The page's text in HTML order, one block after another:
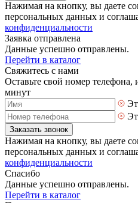
Нажимая на кнопку, вы даете
персональных данных и
конфиденциальности
Заявка отправлена
Данные успешно отправлены.
Перейти в каталог
Свяжитесь с нами
Оставьте свой номер
минут
Заказать звонок
Нажимая на кнопку, вы даете
персональных данных и
конфиденциальности
Спасибо
Данные успешно отправлены.
Перейти в каталог